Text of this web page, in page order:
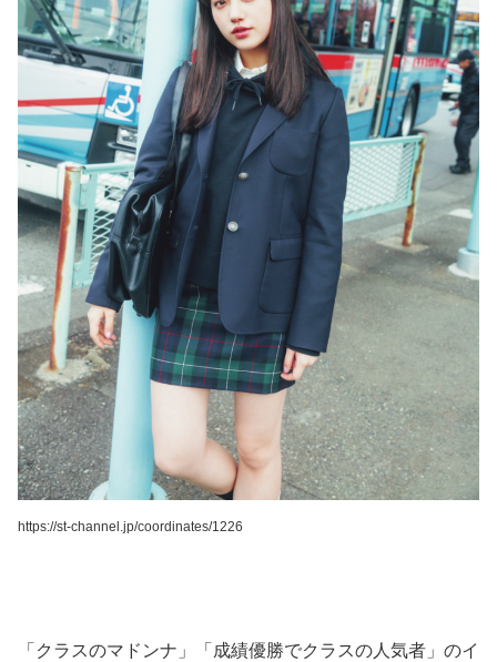
https://st-channel.jp/coordinates/1226
「クラスのマドンナ」「成績優勝でクラスの人気者」のイ